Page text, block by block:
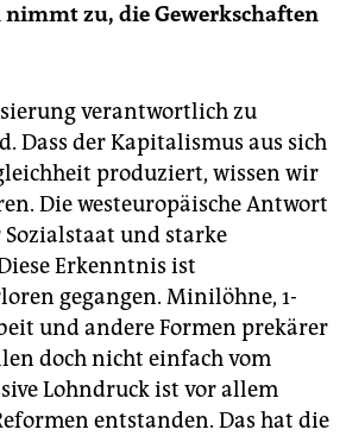
nimmt zu, die Gewerkschaften
verantwortlich zu
Dass der Kapitalismus aus sich
produziert, wissen wir
Die westeuropäische Antwort
und starke
Erkenntnis ist
gegangen. Minilöhne, 1-
und andere Formen prekärer
doch nicht einfach vom
Lohndruck ist vor allem
entstanden. Das hat die